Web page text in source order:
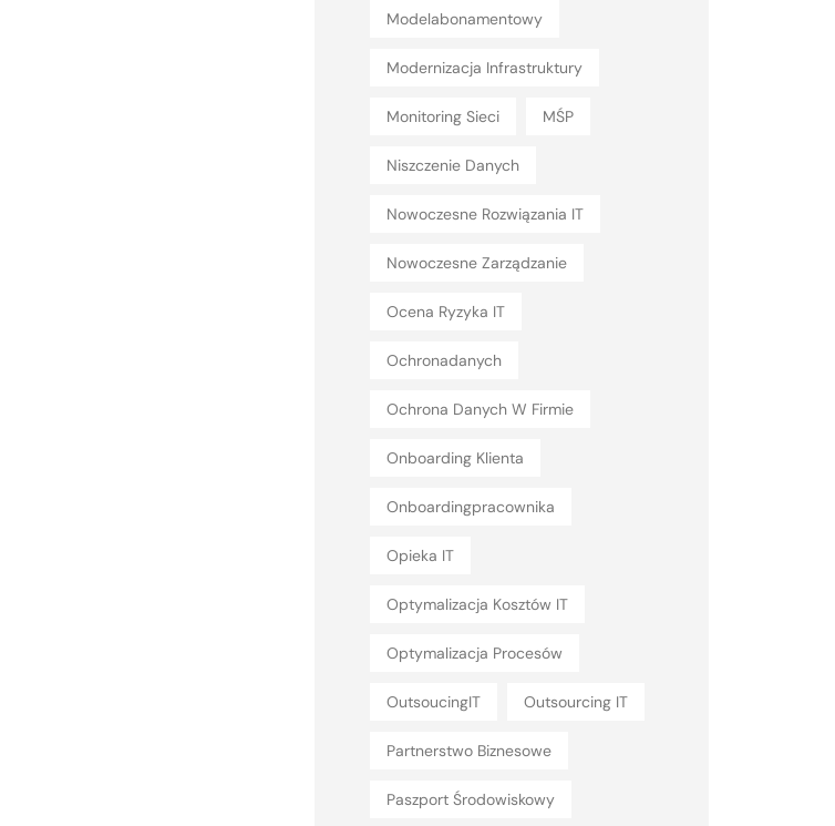
Modelabonamentowy
Modernizacja Infrastruktury
Monitoring Sieci MŚP
Niszczenie Danych
Nowoczesne Rozwiązania IT
Nowoczesne Zarządzanie
Ocena Ryzyka IT
Ochronadanych
Ochrona Danych W Firmie
Onboarding Klienta
Onboardingpracownika
Opieka IT
Optymalizacja Kosztów IT
Optymalizacja Procesów
OutsoucingIT Outsourcing IT
Partnerstwo Biznesowe
Paszport Środowiskowy